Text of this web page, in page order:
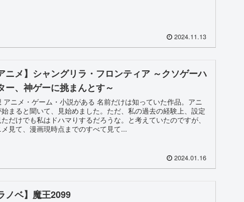
2024.11.13
ニメ】シャングリラ・フロンティア ～クソゲーハ
ー、神ゲーに挑まんとす～
アニメ・ゲーム・小説がある 名前だけは知っていた作品。アニ
始まると聞いて、見始めました。ただ、私の過去の経験上、設定
だけでも私はドハマりするだろうな。と考えていたのですが、
見て、漫画現時点までのすべて見て...
2024.01.16
ノベ】魔王2099